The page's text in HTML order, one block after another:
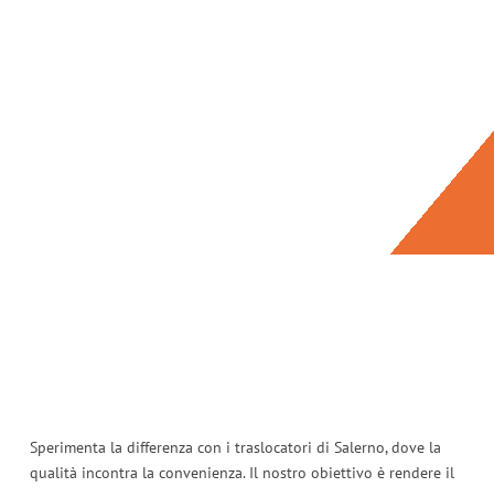
Sperimenta la differenza con i traslocatori di Salerno, dove la
qualità incontra la convenienza. Il nostro obiettivo è rendere il